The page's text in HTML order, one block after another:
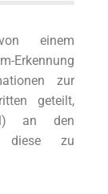
einem
zur
geteilt,
an den
diese zu